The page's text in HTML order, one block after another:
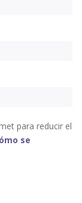
para reducir el
se